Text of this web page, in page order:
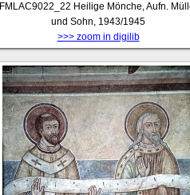
FMLAC9022_22 Heilige Mönche, Aufn.
und Sohn, 1943/1945
>>> zoom in digilib